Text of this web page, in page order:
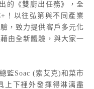
的《雙廚出任務》，全
！以往弘第與不同產業
，致力提供客戶多元化
由全新體驗，與大家一
監Soac (索艾克)和菜市
上下裡外發揮得淋漓盡